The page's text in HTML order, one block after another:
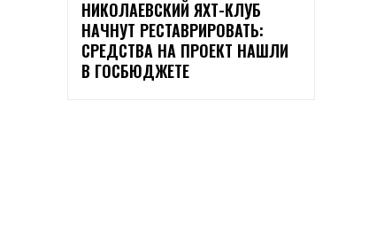
НИКОЛАЕВСКИЙ ЯХТ-КЛУБ
НАЧНУТ РЕСТАВРИРОВАТЬ:
СРЕДСТВА НА ПРОЕКТ НАШЛИ
В ГОСБЮДЖЕТЕ